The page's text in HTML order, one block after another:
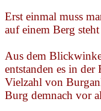
Erst einmal muss
auf einem Berg
Aus dem
entstanden es in
Vielzahl von
Burg demnach vor